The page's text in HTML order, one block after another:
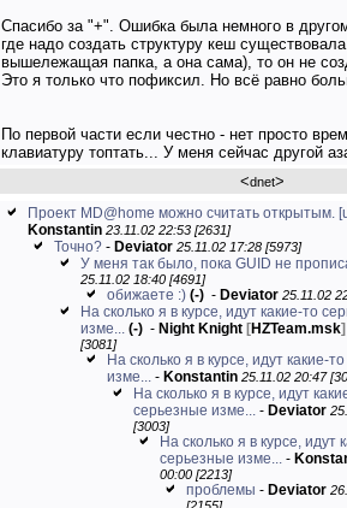
Спасибо за "+". Ошибка была немного в
где надо создать структуру кеш
вышележащая папка, а она сама), то он не
Это я только что пофиксил. Но всё равно
По первой части если честно - нет просто
клавиатуру топтать... У меня сейчас другой
<dnet>
Проект MD@home можно считать открытым.
Konstantin 23.11.02 22:53 [2631]
Точно? - Deviator 25.11.02 17:28 [5973]
У меня так было, пока GUID не
25.11.02 18:40 [4691]
обижаете :) (-) - Deviator 25.11.02
На сколько я в курсе, идут какие-то
изме... (-) - Night Knight [HZTeam.msk]
[3081]
На сколько я в курсе, идут какие-
изме... - Konstantin 25.11.02 20:47
На сколько я в курсе, идут
серьезные изме... - Deviator
[3003]
На сколько я в курсе, идут
серьезные изме... -
00:00 [2213]
проблемы - Deviator